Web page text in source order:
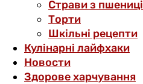
Страви з пшениці
Торти
Шкільні рецепти
Кулінарні лайфхаки
Новости
Здорове харчування